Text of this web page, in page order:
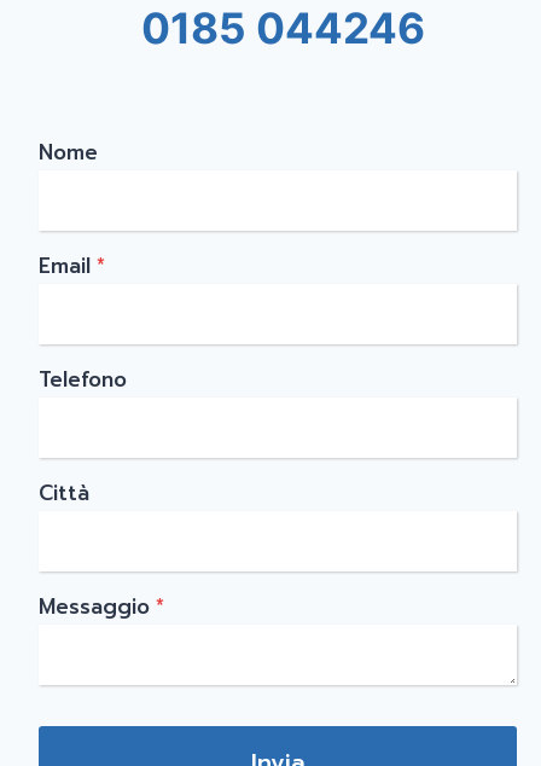
0185 044246
Nome
Email*
Telefono
Città
Messaggio*